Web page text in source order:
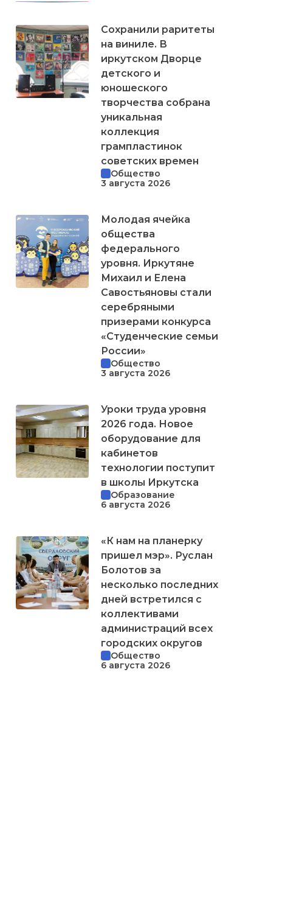
Сохранили раритеты
на виниле. В
иркутском Дворце
детского и
юношеского
творчества собрана
уникальная
коллекция
грампластинок
советских времен
Общество
3 августа 2026
Молодая ячейка
общества
федерального
уровня. Иркутяне
Михаил и Елена
Савостьяновы стали
серебряными
призерами конкурса
«Студенческие семьи
России»
Общество
3 августа 2026
Уроки труда уровня
2026 года. Новое
оборудование для
кабинетов
технологии поступит
в школы Иркутска
Образование
6 августа 2026
«К нам на планерку
пришел мэр». Руслан
Болотов за
несколько последних
дней встретился с
коллективами
администраций всех
городских округов
Общество
6 августа 2026